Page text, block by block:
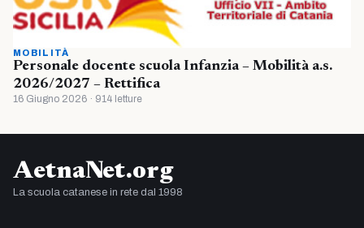
MOBILITÀ
Personale docente scuola Infanzia – Mobilità a.s.
2026/2027 – Rettifica
16 Giugno 2026 · 914 letture
AetnaNet.org
La scuola catanese in rete dal 1998